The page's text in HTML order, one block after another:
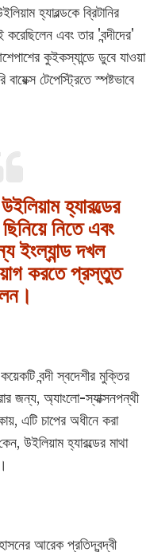
হ্যারল্ডকে ব্রিটানির
এবং তার 'বন্দীদের'
কুইকস্যান্ডে ডুবে যাওয়া
টেপেস্ট্রিতে স্পষ্টভাবে
হ্যারল্ডের
নিতে এবং
ইংল্যান্ড দখল
করতে প্রস্তুত
বন্দী স্বদেশীর মুক্তির
জন্য, অ্যাংলো-স্যাক্সনপন্থী
এটি চাপের অধীনে করা
উইলিয়াম হ্যারল্ডের মাথা
আরেক প্রতিদ্বন্দ্বী